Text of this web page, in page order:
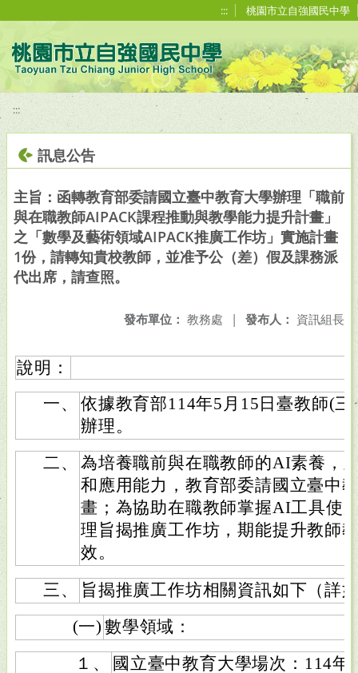
::: 桃園市立自強國民中學
:::
訊息公告
主旨：函轉教育部委請國立臺中教育大學辦理「職前
與在職教師AIPACK課程推動與教學能力提升計畫」
之「數學及藝術領域AIPACK推廣工作坊」實施計畫
1份，請轉知貴校教師，並准予公（差）假及課務派
代出席，請查照。
發布人： 資訊組長
發布單位： 教務處 |
說明：
一、
依據教育部114年5月15日臺教師(
辦理。
二、
為培養職前與在職教師的AI素養，
和應用能力，教育部委請國立臺中
畫；為協助在職教師掌握AI工具使
理旨揭推廣工作坊，期能提升教師
效。
三、
旨揭推廣工作坊相關資訊如下（詳
(一) 數學領域：
１、
國立臺中教育大學場次：114